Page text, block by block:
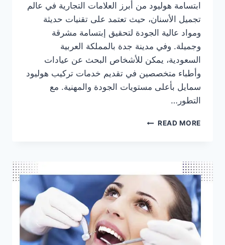
ابتسامة هوليود من أبرز العلامات التجارية في عالم
تجميل الأسنان، حيث تعتمد على تقنيات حديثة
ومواد عالية الجودة لتحقيق إبتسامة مشرقة
وجميلة. وفي مدينة جدة بالمملكة العربية
السعودية، يمكن للأشخاص البحث عن عيادات
وأطباء متخصصين في تقديم خدمات تركيب هوليود
سمايل بأعلى مستويات الجودة والمهنية. مع
التطور…
READ MOREاسعار
جدة
أفضل
طبيب
عيادة